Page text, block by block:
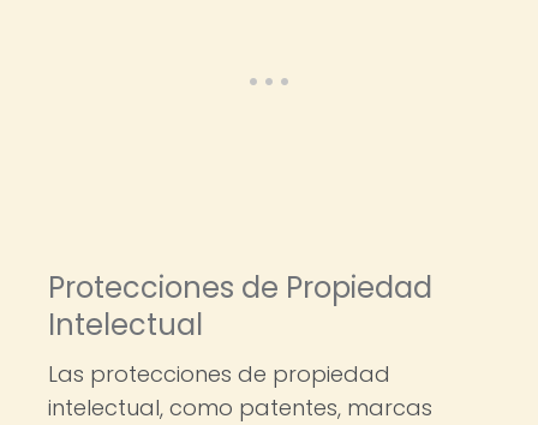
Protecciones de Propiedad
Intelectual
Las protecciones de propiedad
intelectual, como patentes, marcas